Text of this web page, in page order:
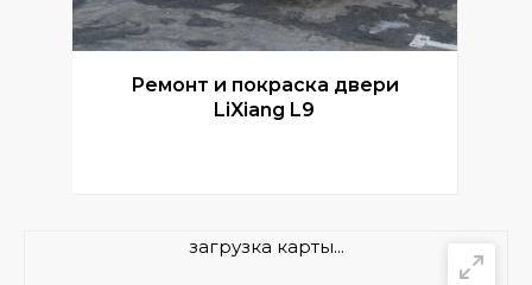
Ремонт и покраска двери
LiXiang L9
загрузка карты...